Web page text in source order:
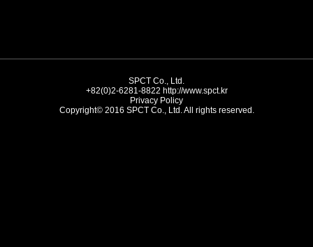
SPCT Co., Ltd.
+82(0)2-6281-8822 http://www.spct.kr
Privacy Policy
Copyright© 2016 SPCT Co., Ltd. All rights reserved.